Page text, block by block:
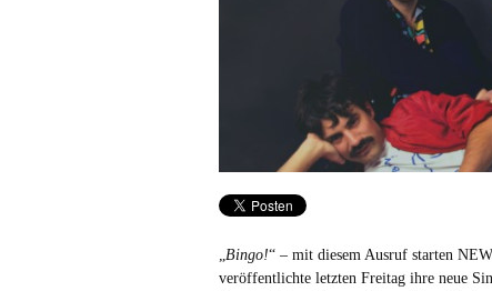
„Bingo!“ – mit diesem Ausruf starten
veröffentlichte letzten Freitag ihre neue